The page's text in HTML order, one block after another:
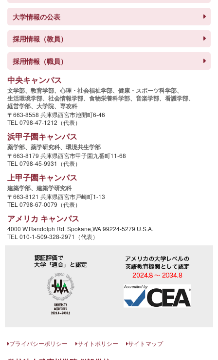
大学情報の公表
採用情報（教員）
採用情報（職員）
中央キャンパス
文学部、 教育学部、 心理・社会福祉学部、 健康・スポーツ科学部、
生活環境学部、 社会情報学部、 食物栄養科学部、 音楽学部、 看護学部、
経営学部、 大学院、 専攻科
〒663-8558 兵庫県西宮市池開町6-46
TEL 0798-47-1212（代表）
浜甲子園キャンパス
薬学部、 薬学研究科、 環境共生学部
〒663-8179 兵庫県西宮市甲子園九番町11-68
TEL 0798-45-9931（代表）
上甲子園キャンパス
建築学部、 建築学研究科
〒663-8121 兵庫県西宮市戸崎町1-13
TEL 0798-67-0079（代表）
アメリカ キャンパス
4000 W.Randolph Rd. Spokane,WA 99224-5279 U.S.A.
TEL 010-1-509-328-2971（代表）
プライバシーポリシー サイトポリシー サイトマップ